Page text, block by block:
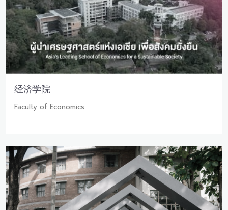
经济学院
Faculty of Economics